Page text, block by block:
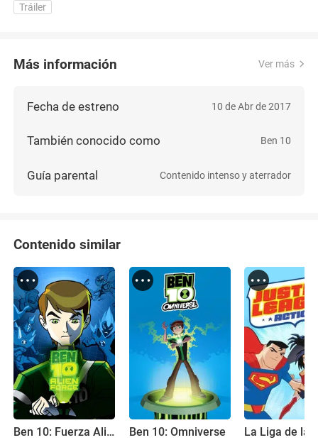
Tráiler
Más información Ver más
Fecha de estreno 10 de Abr de 2017
También conocido como Ben 10
Guía parental Contenido intenso y aterrador
Contenido similar
Ben 10: Fuerza Alienígena Ben 10: Omniverse